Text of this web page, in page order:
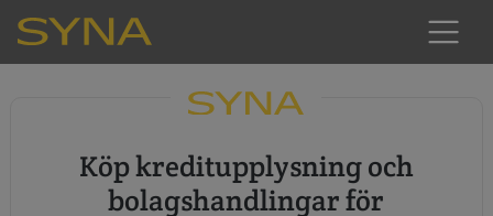
Köp kreditupplysning och
bolagshandlingar för